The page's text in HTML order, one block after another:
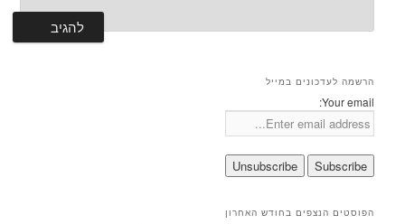
הרשמה לעדכונים במייל
Your email:
הפוסטים הנצפים בחודש האחרון